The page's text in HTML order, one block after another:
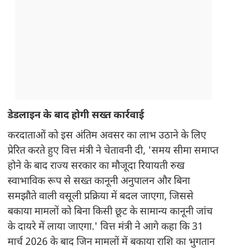
डेडलाइन के बाद होगी सख्त कार्रवाई
करदाताओं को इस अंतिम अवसर का लाभ उठाने के लिए
प्रेरित करते हुए वित्त मंत्री ने चेतावनी दी, 'समय सीमा समाप्त
होने के बाद राज्य सरकार का मौजूदा रियायती रुख
स्वाभाविक रूप से सख्त कानूनी अनुपालन और बिना
समझौते वाली वसूली प्रक्रिया में बदल जाएगा, जिससे
बकाया मामलों को बिना किसी छूट के सामान्य कानूनी जांच
के दायरे में लाया जाएगा.' वित्त मंत्री ने आगे कहा कि 31
मार्च 2026 के बाद जिन मामलों में बकाया राशि का भुगतान